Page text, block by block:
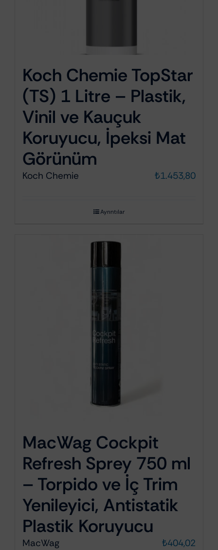
Koch Chemie TopStar
(TS) 1 Litre – Plastik,
Vinil ve Kauçuk
Koruyucu, İpeksi Mat
Görünüm
Koch Chemie ₺1.453,80
Ayrıntılar
MacWag Cockpit
Refresh Sprey 750 ml
– Torpido ve İç Trim
Yenileyici, Antistatik
Plastik Koruyucu
MacWag ₺404,02